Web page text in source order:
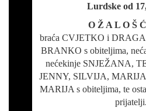
Lurdske od
O Ž A L O Š
braća CVJETKO i
BRANKO s obiteljima,
nećekinje SNJEŽANA,
JENNY, SILVIJA,
MARIJA s obiteljima, te
prijatelji.